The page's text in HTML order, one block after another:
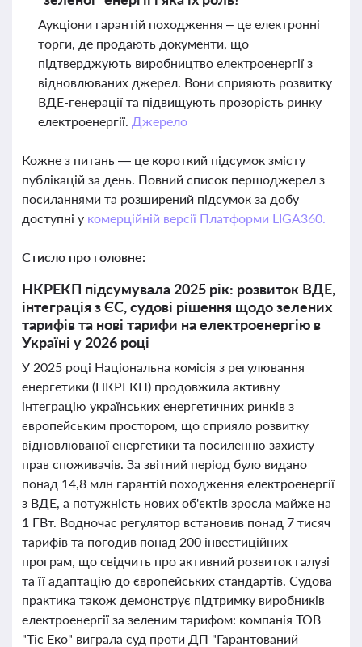
Аукціони гарантій походження – це електронні
торги, де продають документи, що
підтверджують виробництво електроенергії з
відновлюваних джерел. Вони сприяють розвитку
ВДЕ-генерації та підвищують прозорість ринку
електроенергії. Джерело
Кожне з питань — це короткий підсумок змісту
публікацій за день. Повний список першоджерел з
посиланнями та розширений підсумок за добу
доступні у комерційній версії Платформи LIGA360.
Стисло про головне:
НКРЕКП підсумувала 2025 рік: розвиток ВДЕ,
інтеграція з ЄС, судові рішення щодо зелених
тарифів та нові тарифи на електроенергію в
Україні у 2026 році
У 2025 році Національна комісія з регулювання
енергетики (НКРЕКП) продовжила активну
інтеграцію українських енергетичних ринків з
європейським простором, що сприяло розвитку
відновлюваної енергетики та посиленню захисту
прав споживачів. За звітний період було видано
понад 14,8 млн гарантій походження електроенергії
з ВДЕ, а потужність нових об'єктів зросла майже на
1 ГВт. Водночас регулятор встановив понад 7 тисяч
тарифів та погодив понад 200 інвестиційних
програм, що свідчить про активний розвиток галузі
та її адаптацію до європейських стандартів. Судова
практика також демонструє підтримку виробників
електроенергії за зеленим тарифом: компанія ТОВ
"Тіс Еко" виграла суд проти ДП "Гарантований